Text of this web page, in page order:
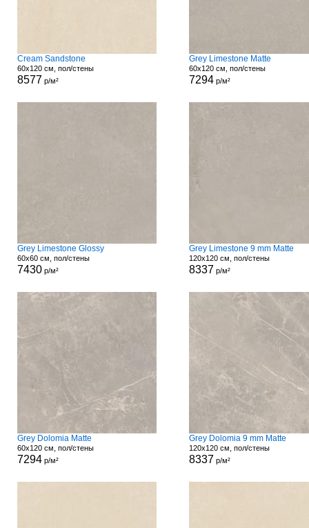
Cream Sandstone
60x120 см, пол/стены
8577 р/м²
Grey Limestone Matte
60x120 см, пол/стены
7294 р/м²
Grey Limestone Glossy
60x60 см, пол/стены
7430 р/м²
Grey Limestone 9 mm Matte
120x120 см, пол/стены
8337 р/м²
Grey Dolomia Matte
60x120 см, пол/стены
7294 р/м²
Grey Dolomia 9 mm Matte
120x120 см, пол/стены
8337 р/м²